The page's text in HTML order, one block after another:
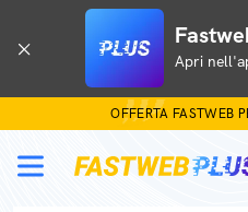
Apri
OFFERTA FASTWEB